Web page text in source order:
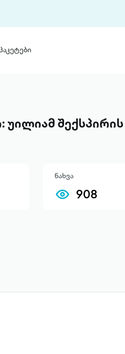
უილიამ შექსპირის
ნახვა
908